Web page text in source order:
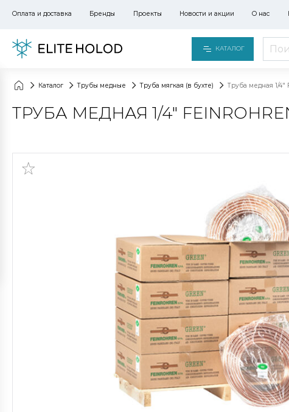
Оплата и доставка Бренды Проекты Новости и акции О нас
КАТАЛОГ
Каталог Трубы медные Труба мягкая (в бухте) Труба медная 1/4"
ТРУБА МЕДНАЯ 1/4"